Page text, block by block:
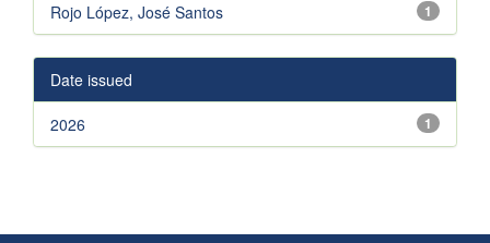
1
Rojo López, José Santos
Date issued
1
2026